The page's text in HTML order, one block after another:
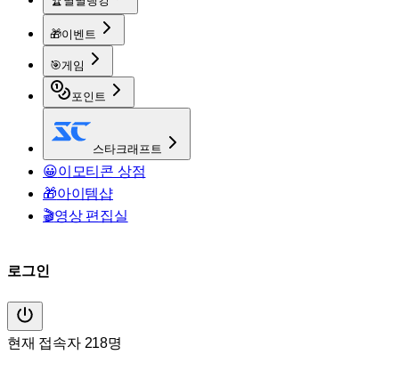
🎁이벤트
🎯게임
포인트
스타크래프트
😀이모티콘 상점
🎁아이템샵
🎬영상 편집실
로그인
현재 접속자 218명